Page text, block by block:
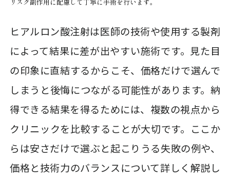
ヒアルロン酸注射は医師の技術や使用する製剤
によって結果に差が出やすい施術です。見た目
の印象に直結するからこそ、価格だけで選んで
しまうと後悔につながる可能性があります。納
得できる結果を得るためには、複数の視点から
クリニックを比較することが大切です。ここか
らは安さだけで選ぶと起こりうる失敗の例や、
価格と技術力のバランスについて詳しく解説し